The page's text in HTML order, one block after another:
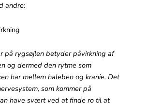
andre:
på rygsøjlen betyder påvirkning af
og dermed den rytme som
har mellem haleben og kranie. Det
som kommer på
have svært ved at finde ro til at